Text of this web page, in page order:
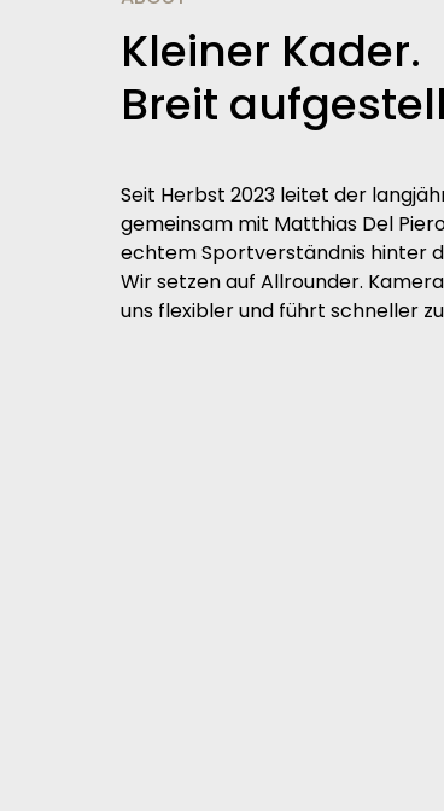
Kleiner Kader.
Breit
Seit Herbst 2023 leitet der
gemeinsam mit Matthias Del
echtem Sportverständnis hinter
Wir setzen auf Allrounder.
uns flexibler und führt schneller